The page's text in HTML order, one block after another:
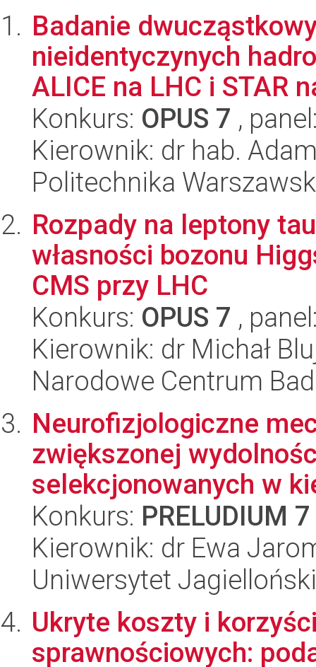
Badanie
nieidentyczynych
ALICE na LHC i STAR
Konkurs: OPUS 7 ,
Kierownik: dr hab.
Politechnika
Rozpady na leptony
własności bozonu
CMS przy LHC
Konkurs: OPUS 7 ,
Kierownik: dr Michał
Narodowe Centrum
Neurofizjologiczne
zwiększonej
selekcjonowanych w
Konkurs: PRELUDIUM 7
Kierownik: dr Ewa
Uniwersytet
Ukryte koszty i
sprawnościowych: